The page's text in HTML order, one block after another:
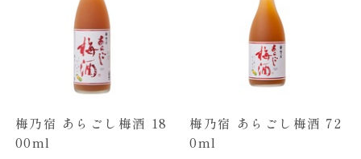
梅乃宿 あらごし梅酒 18
00ml
梅乃宿 あらごし梅酒 72
0ml